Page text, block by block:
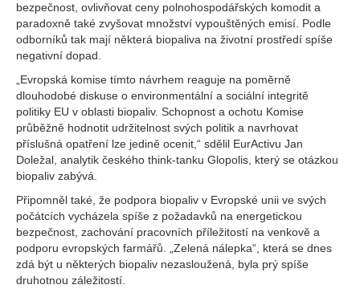
bezpečnost, ovlivňovat ceny polnohospodářských komodit a
paradoxně také zvyšovat množství vypouštěných emisí. Podle
odborníků tak mají některá biopaliva na životní prostředí spíše
negativní dopad.
„Evropská komise tímto návrhem reaguje na poměrně
dlouhodobé diskuse o environmentální a sociální integritě
politiky EU v oblasti biopaliv. Schopnost a ochotu Komise
průběžně hodnotit udržitelnost svých politik a navrhovat
příslušná opatření lze jedině ocenit,“ sdělil EurActivu Jan
Doležal, analytik českého think-tanku Glopolis, který se otázkou
biopaliv zabývá.
Připomněl také, že podpora biopaliv v Evropské unii ve svých
počátcích vycházela spíše z požadavků na energetickou
bezpečnost, zachování pracovních příležitostí na venkově a
podporu evropských farmářů. „Zelená nálepka“, která se dnes
zdá být u některých biopaliv nezasloužená, byla prý spíše
druhotnou záležitostí.